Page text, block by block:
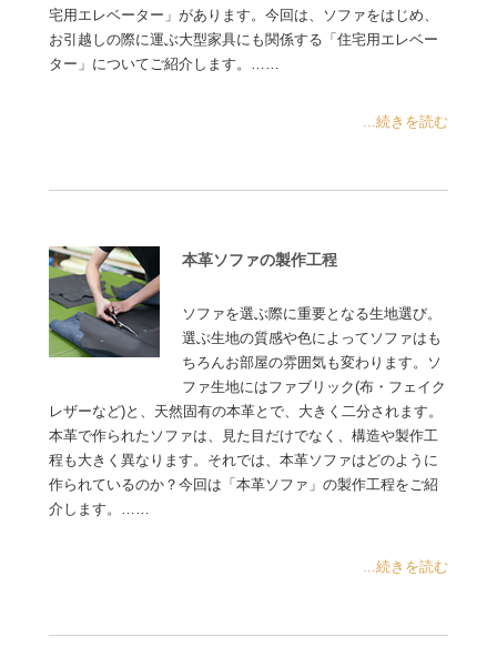
宅用エレベーター」があります。今回は、ソファをはじめ、
お引越しの際に運ぶ大型家具にも関係する「住宅用エレベー
ター」についてご紹介します。……
...続きを読む
本革ソファの製作工程
ソファを選ぶ際に重要となる生地選び。
選ぶ生地の質感や色によってソファはも
ちろんお部屋の雰囲気も変わります。ソ
ファ生地にはファブリック(布・フェイク
レザーなど)と、天然固有の本革とで、大きく二分されます。
本革で作られたソファは、見た目だけでなく、構造や製作工
程も大きく異なります。それでは、本革ソファはどのように
作られているのか？今回は「本革ソファ」の製作工程をご紹
介します。……
...続きを読む